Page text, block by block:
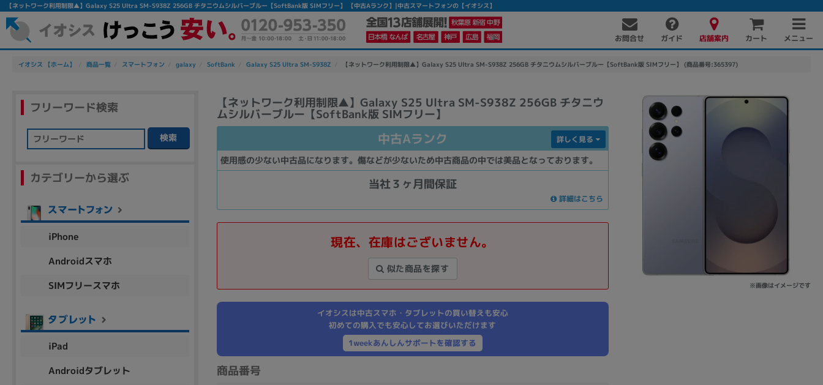
【ネットワーク利用制限▲】Galaxy S25 Ultra SM-S938Z 256GB チタニウムシルバーブルー【SoftBank版 SIMフリー】 【中古Aランク】|中古スマートフォンの【イオシス】
お問合せ ガイド 店舗案内 カート メニュー
イオシス 【ホーム】 商品一覧 スマートフォン galaxy SoftBank Galaxy S25 Ultra SM-S938Z 【ネットワーク利用制限▲】Galaxy S25 Ultra SM-S938Z 256GB チタニウムシルバーブルー【SoftBank版 SIMフリー】 (商品番号:365397)
【ネットワーク利用制限▲】Galaxy S25 Ultra SM-S938Z 256GB チタニウ
ムシルバーブルー【SoftBank版 SIMフリー】
※画像はイメージです
中古Aランク
使用感の少ない中古品になります。傷などが少ないため中古商品の中では美品となっております。
詳しく見る
当社３ヶ月間保証
詳細はこちら
現在、在庫はございません。
似た商品を探す
イオシスは中古スマホ・タブレットの買い替えも安心
初めての購入でも安心してお選びいただけます
1weekあんしんサポートを確認する
商品番号
フリーワード検索
検索
カテゴリーから選ぶ
iPhone
Androidスマホ
SIMフリースマホ
iPad
Androidタブレット
かんたんパソコン検索に切り替える
除外ワード
人気の検索ワード：Let's note EliteBook
カテゴリー
商品ジャンルの絞り込み
ノートPC デスクPC
商品シリーズ名・ブランド名の絞り込み。
Thinkpad VAIO
aspire Inspiron
メーカー
Apple SONY TOSHIBA Panasonic FUJITSU
Asus HP